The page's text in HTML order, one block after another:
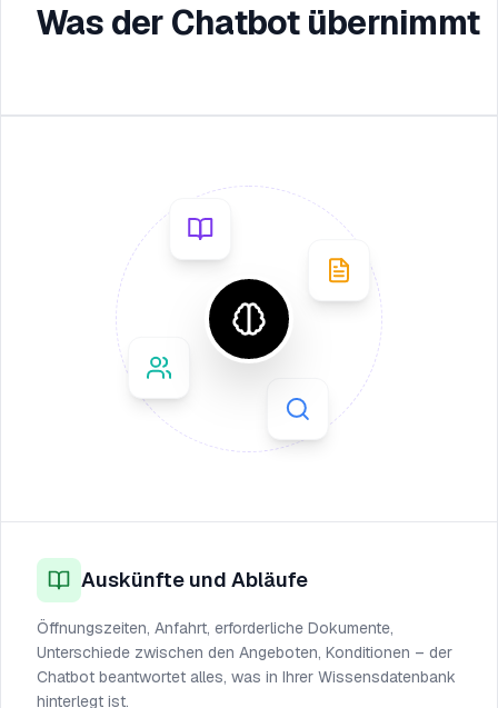
Was der Chatbot übernimmt
Auskünfte und Abläufe
Öffnungszeiten, Anfahrt, erforderliche Dokumente,
Unterschiede zwischen den Angeboten, Konditionen – der
Chatbot beantwortet alles, was in Ihrer Wissensdatenbank
hinterlegt ist.